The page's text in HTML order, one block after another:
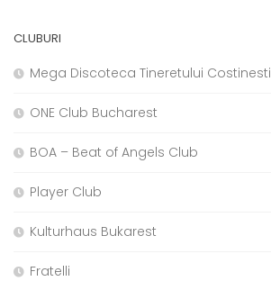
CLUBURI
Mega Discoteca Tineretului Costinesti
ONE Club Bucharest
BOA – Beat of Angels Club
Player Club
Kulturhaus Bukarest
Fratelli